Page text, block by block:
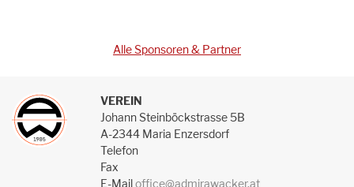
Alle Sponsoren & Partner
VEREIN
Johann Steinböckstrasse 5B
A-2344 Maria Enzersdorf
Telefon
Fax
E-Mailoffice@admirawacker.at